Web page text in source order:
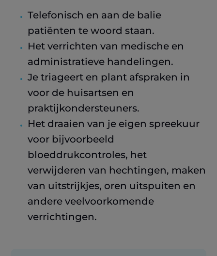
Telefonisch en aan de balie
patiënten te woord staan.
Het verrichten van medische en
administratieve handelingen.
Je triageert en plant afspraken in
voor de huisartsen en
praktijkondersteuners.
Het draaien van je eigen spreekuur
voor bijvoorbeeld
bloeddrukcontroles, het
verwijderen van hechtingen, maken
van uitstrijkjes, oren uitspuiten en
andere veelvoorkomende
verrichtingen.